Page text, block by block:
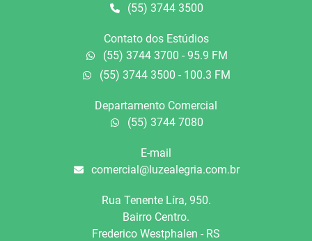
(55) 3744 3500
Contato dos Estúdios
(55) 3744 3700 - 95.9 FM
(55) 3744 3500 - 100.3 FM
Departamento Comercial
(55) 3744 7080
E-mail
comercial@luzealegria.com.br
Rua Tenente Líra, 950.
Bairro Centro.
Frederico Westphalen - RS